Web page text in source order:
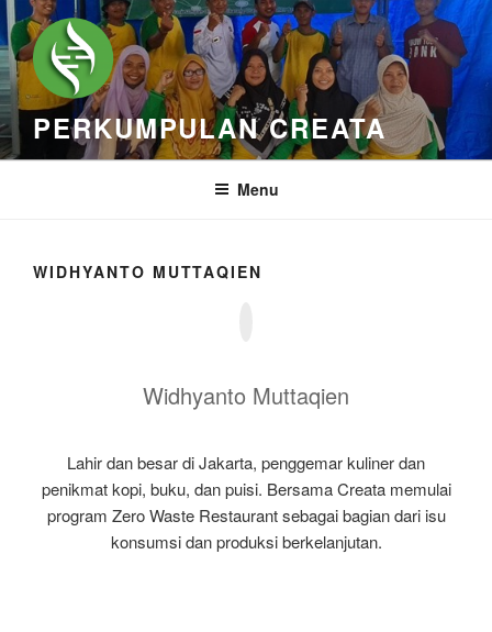
Skip
to
content
PERKUMPULAN CREATA
Menu
WIDHYANTO MUTTAQIEN
Widhyanto Muttaqien
Lahir dan besar di Jakarta, penggemar kuliner dan
penikmat kopi, buku, dan puisi. Bersama Creata memulai
program Zero Waste Restaurant sebagai bagian dari isu
konsumsi dan produksi berkelanjutan.